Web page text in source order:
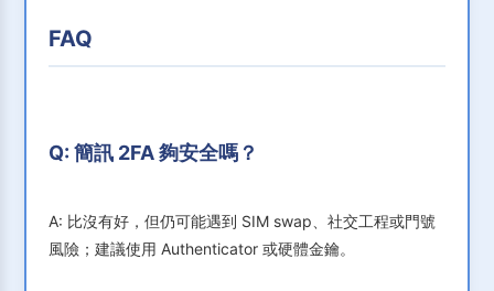
FAQ
Q: 簡訊 2FA 夠安全嗎？
A: 比沒有好，但仍可能遇到 SIM swap、社交工程或門號
風險；建議使用 Authenticator 或硬體金鑰。